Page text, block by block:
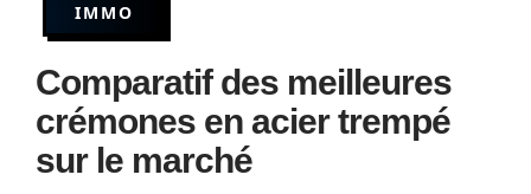
IMMO
Comparatif des meilleures
crémones en acier trempé
sur le marché